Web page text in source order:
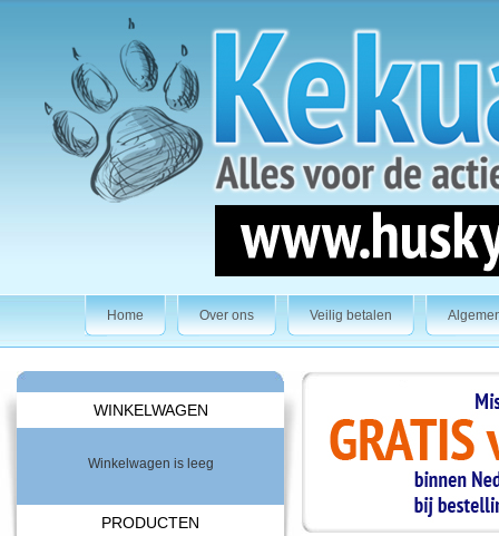
Home Over ons Veilig betalen
WINKELWAGEN
Winkelwagen is leeg
PRODUCTEN